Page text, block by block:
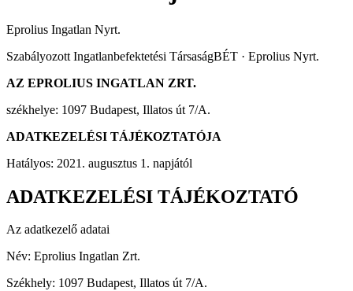
Eprolius Ingatlan Nyrt.
Szabályozott Ingatlanbefektetési TársaságBÉT · Eprolius Nyrt.
AZ EPROLIUS INGATLAN ZRT.
székhelye: 1097 Budapest, Illatos út 7/A.
ADATKEZELÉSI TÁJÉKOZTATÓJA
Hatályos: 2021. augusztus 1. napjától
ADATKEZELÉSI TÁJÉKOZTATÓ
Az adatkezelő adatai
Név: Eprolius Ingatlan Zrt.
Székhely: 1097 Budapest, Illatos út 7/A.